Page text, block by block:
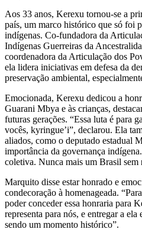
Aos 33 anos, Kerexu tornou-se a
país, um marco histórico que só foi
indígenas. Co-fundadora da
Indígenas Guerreiras da
coordenadora da Articulação dos
ela lidera iniciativas em defesa da
preservação ambiental,
Emocionada, Kerexu dedicou a
Guarani Mbya e às crianças,
futuras gerações. “Essa luta é para
vocês, kyringue’i”, declarou. Ela
aliados, como o deputado estadual
importância da governança
coletiva. Nunca mais um Brasil sem
Marquito disse estar honrado e
condecoração à homenageada.
poder conceder essa honraria para
representa para nós, e entregar a ela
sendo um momento histórico”.